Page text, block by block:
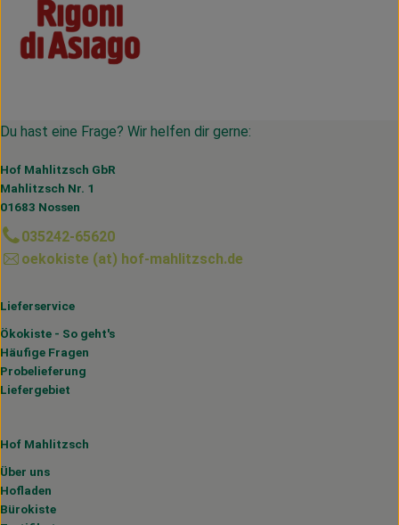
Du hast eine Frage? Wir helfen dir gerne:
Hof Mahlitzsch GbR
Mahlitzsch Nr. 1
01683 Nossen
035242-65620
oekokiste (at) hof-mahlitzsch.de
Lieferservice
Ökokiste - So geht's
Häufige Fragen
Probelieferung
Liefergebiet
Hof Mahlitzsch
Über uns
Hofladen
Bürokiste